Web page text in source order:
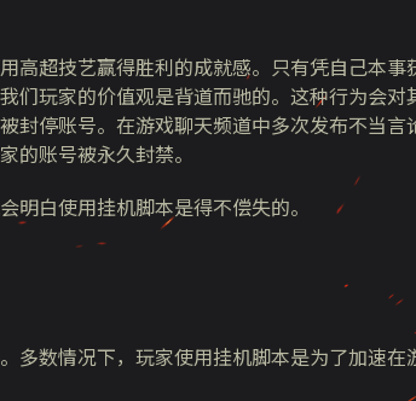
高超技艺赢得胜利的成就感。只有凭自己本事
们玩家的价值观是背道而驰的。这种行为会对
封停账号。在游戏聊天频道中多次发布不当言
的账号被永久封禁。
白使用挂机脚本是得不偿失的。
多数情况下，玩家使用挂机脚本是为了加速在